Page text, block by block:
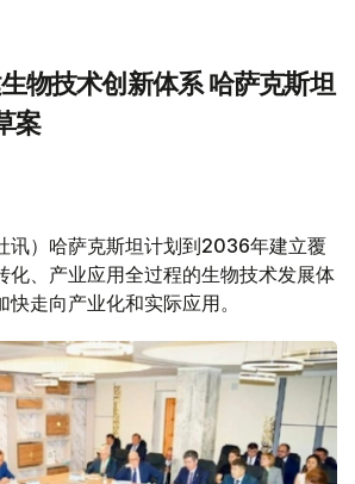
物技术创新体系 哈萨克斯坦
案
讯）哈萨克斯坦计划到2036年建立覆
化、产业应用全过程的生物技术发展体
走向产业化和实际应用。